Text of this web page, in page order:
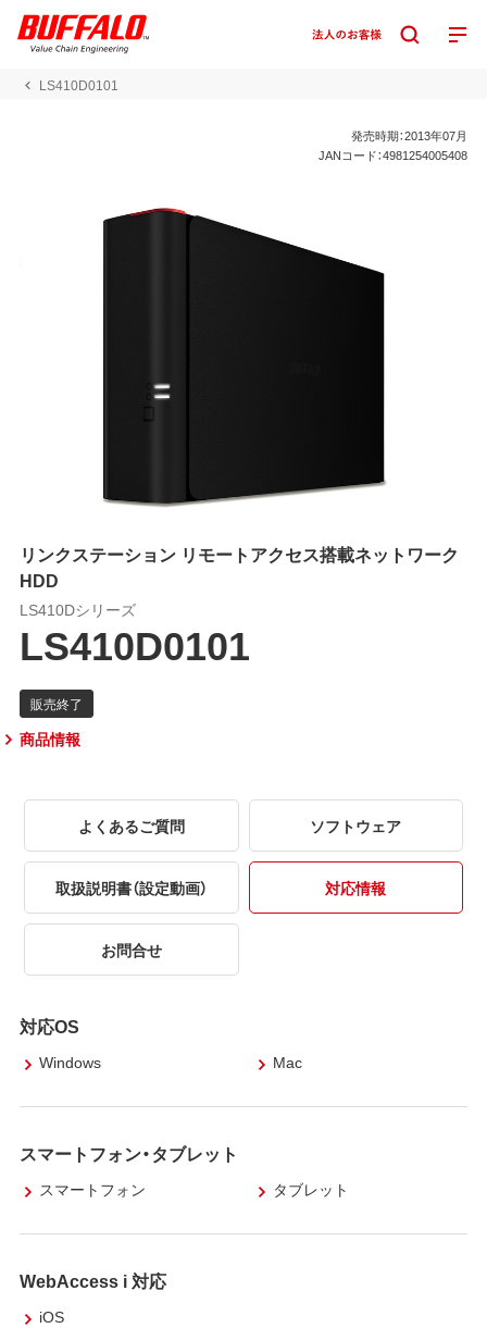
LS410D0101
発売時期：2013年07月
JANコード：4981254005408
リンクステーション リモートアクセス搭載ネットワーク
HDD
LS410Dシリーズ
LS410D0101
商品情報
よくあるご質問 ソフトウェア
取扱説明書（設定動画） 対応情報
お問合せ
対応OS
Windows Mac
スマートフォン・タブレット
スマートフォン タブレット
WebAccess i 対応
iOS